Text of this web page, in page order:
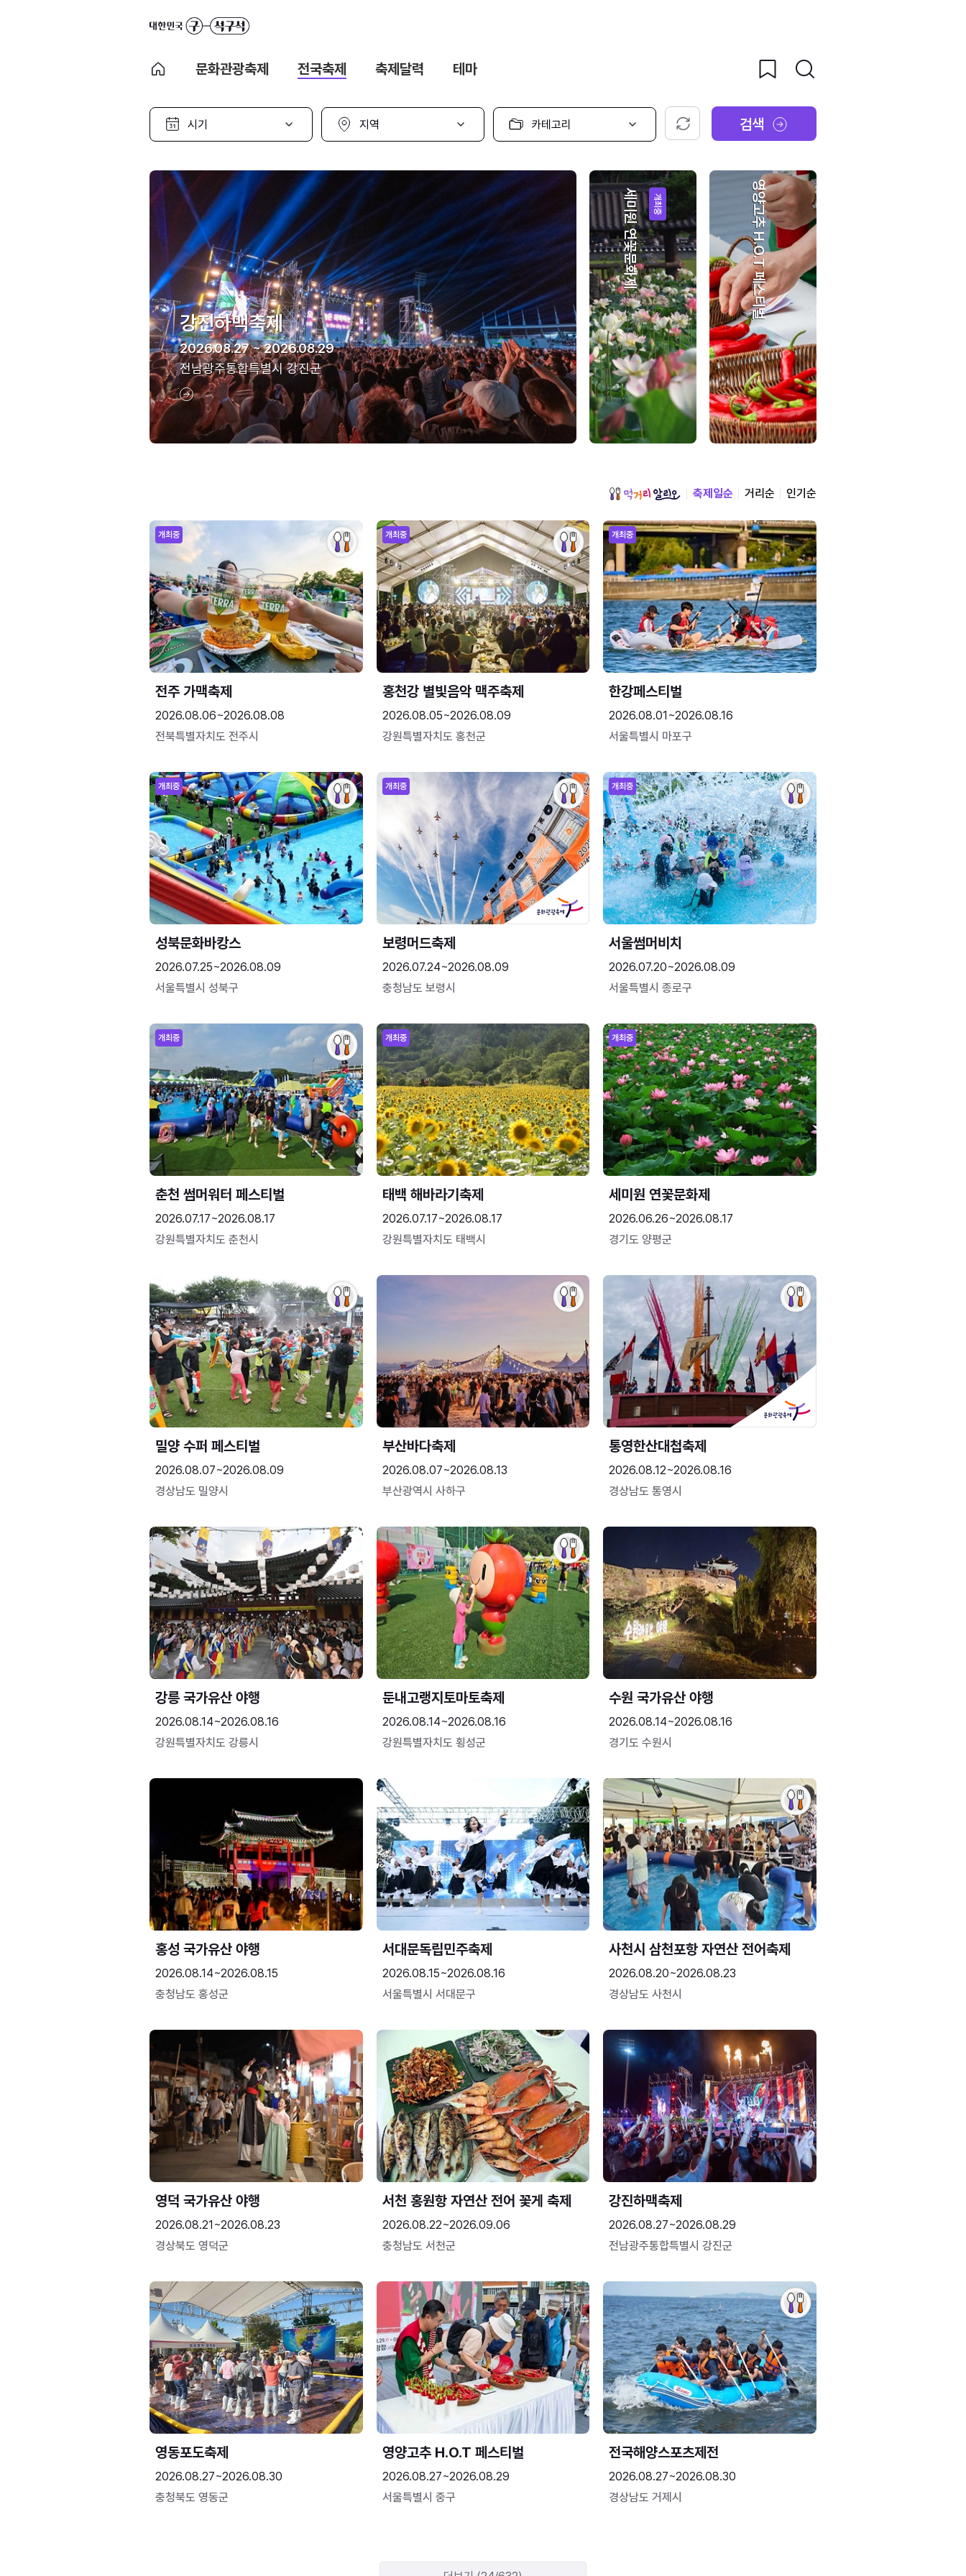
문화관광축제 전국축제 축제달력 테마
시
선
지
선
카
고
선
택
초기화 검색
강진하맥축제
2026.08.27 ~ 2026.08.29
전남광주통합특별시 강진군
개최중
세미원 연꽃문화제 영양고추 H.O.T 페스티벌
축제일순 거리순 인기순
개최중
전주 가맥축제
2026.08.06~2026.08.08
전북특별자치도 전주시
개최중
홍천강 별빛음악 맥주축제
2026.08.05~2026.08.09
강원특별자치도 홍천군
개최중
한강페스티벌
2026.08.01~2026.08.16
서울특별시 마포구
개최중
성북문화바캉스
2026.07.25~2026.08.09
서울특별시 성북구
개최중
보령머드축제
2026.07.24~2026.08.09
충청남도 보령시
개최중
서울썸머비치
2026.07.20~2026.08.09
서울특별시 종로구
개최중
춘천 썸머워터 페스티벌
2026.07.17~2026.08.17
강원특별자치도 춘천시
개최중
태백 해바라기축제
2026.07.17~2026.08.17
강원특별자치도 태백시
개최중
세미원 연꽃문화제
2026.06.26~2026.08.17
경기도 양평군
밀양 수퍼 페스티벌
2026.08.07~2026.08.09
경상남도 밀양시
부산바다축제
2026.08.07~2026.08.13
부산광역시 사하구
통영한산대첩축제
2026.08.12~2026.08.16
경상남도 통영시
강릉 국가유산 야행
2026.08.14~2026.08.16
강원특별자치도 강릉시
둔내고랭지토마토축제
2026.08.14~2026.08.16
강원특별자치도 횡성군
수원 국가유산 야행
2026.08.14~2026.08.16
경기도 수원시
홍성 국가유산 야행
2026.08.14~2026.08.15
충청남도 홍성군
서대문독립민주축제
2026.08.15~2026.08.16
서울특별시 서대문구
사천시 삼천포항 자연산 전어축제
2026.08.20~2026.08.23
경상남도 사천시
영덕 국가유산 야행
2026.08.21~2026.08.23
경상북도 영덕군
서천 홍원항 자연산 전어 꽃게 축제
2026.08.22~2026.09.06
충청남도 서천군
강진하맥축제
2026.08.27~2026.08.29
전남광주통합특별시 강진군
영동포도축제
2026.08.27~2026.08.30
충청북도 영동군
영양고추 H.O.T 페스티벌
2026.08.27~2026.08.29
서울특별시 중구
전국해양스포츠제전
2026.08.27~2026.08.30
경상남도 거제시